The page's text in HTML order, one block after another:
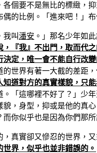
各個要不是無比的標緻，
偶的比例。「進來吧！」
我叫潘安 。」那名少年如
，『我』不出門，取而代
決定，唯一會不能自行改
的世界有著一大截的差距
知道對方的真實樣貌，只
。「這哪裡不好了？」少
貌，身型，抑或是他的真
而你似乎也是因為你們那
，真實卻又慘忍的世界，
界，似乎也並非錯誤的。